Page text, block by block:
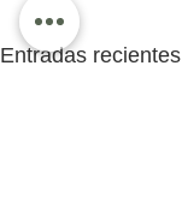
Entradas recientes